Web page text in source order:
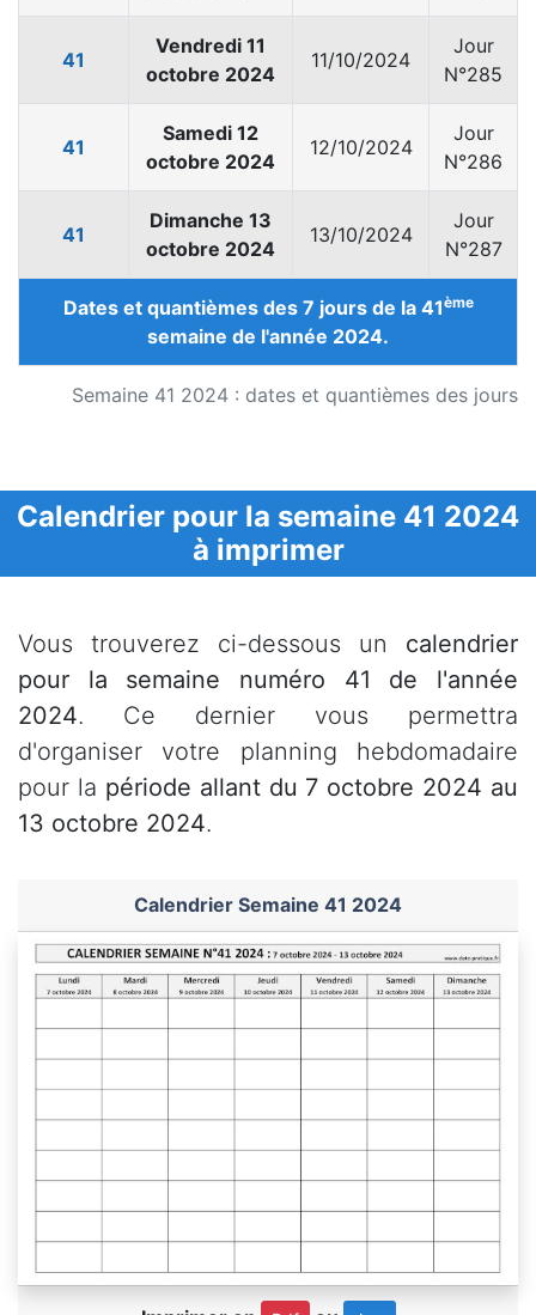
Semaine 41 2024 : dates et quantièmes des jours
41
Vendredi 11
octobre 2024
11/10/2024
Jour
N°285
41
Samedi 12
octobre 2024
12/10/2024
Jour
N°286
41
Dimanche 13
octobre 2024
13/10/2024
Jour
N°287
Dates et quantièmes des 7 jours de la 41ème
semaine de l'année 2024.
Calendrier pour la semaine 41 2024
à imprimer
Vous trouverez ci-dessous un calendrier
pour la semaine numéro 41 de l'année
2024. Ce dernier vous permettra
d'organiser votre planning hebdomadaire
pour la période allant du 7 octobre 2024 au
13 octobre 2024.
Calendrier Semaine 41 2024